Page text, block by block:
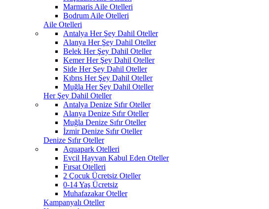
Marmaris Aile Otelleri
Bodrum Aile Otelleri
Aile Otelleri
Antalya Her Şey Dahil Oteller
Alanya Her Şey Dahil Oteller
Belek Her Şey Dahil Oteller
Kemer Her Şey Dahil Oteller
Side Her Şey Dahil Oteller
Kıbrıs Her Şey Dahil Oteller
Muğla Her Şey Dahil Oteller
Her Şey Dahil Oteller
Antalya Denize Sıfır Oteller
Alanya Denize Sıfır Oteller
Muğla Denize Sıfır Oteller
İzmir Denize Sıfır Oteller
Denize Sıfır Oteller
Aquapark Otelleri
Evcil Hayvan Kabul Eden Oteller
Fırsat Otelleri
2 Çocuk Ücretsiz Oteller
0-14 Yaş Ücretsiz
Muhafazakar Oteller
Kampanyalı Oteller